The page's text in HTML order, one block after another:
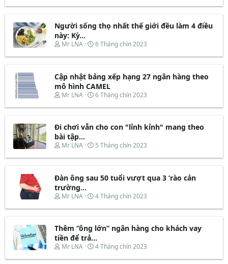
r
a
d
s
a
t
e
r
à
b
t
ầ
Người sống thọ nhất thế giới đều làm 4 điều
này: Kỳ...
T
r
a
d
s
a
t
e
r
Mr LNA
N
à
b
ắ
t
ầ
6 Tháng chín 2023
Cập nhật bảng xếp hạng 27 ngân hàng theo
mô hình CAMEL
T
r
a
d
s
a
t
r
Mr LNA
N
à
b
t
ầ
6 Tháng chín 2023
Đi chơi vẫn cho con "lỉnh kỉnh" mang theo
bài tập...
T
r
a
d
s
a
t
e
r
Mr LNA
N
à
b
t
ầ
5 Tháng chín 2023
Đàn ông sau 50 tuổi vượt qua 3 ‘rào cản
trường...
T
r
a
d
s
a
Mr LNA
N
à
b
t
ầ
4 Tháng chín 2023
Thêm “ông lớn” ngân hàng cho khách vay
tiền để trả...
T
Mr LNA
N
4 Tháng chín 2023